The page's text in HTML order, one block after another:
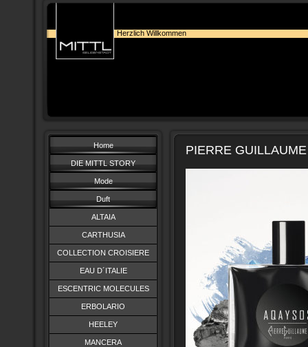
Herzlich Willkommen
Home
DIE MITTL STORY
Mode
Duft
ALTAIA
CARTHUSIA
COLLECTION CROISIERE
EAU D´ITALIE
ESCENTRIC MOLECULES
ERBOLARIO
HEELEY
MANCERA
PIERRE